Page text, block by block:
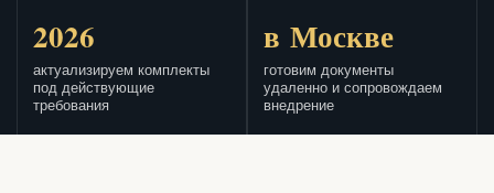
2026
актуализируем комплекты
под действующие
требования
в Москве
готовим документы
удаленно и сопровождаем
внедрение